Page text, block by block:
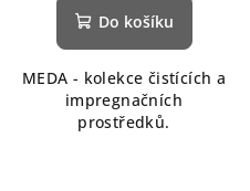
Do košíku
MEDA - kolekce čistících a
impregnačních
prostředků.